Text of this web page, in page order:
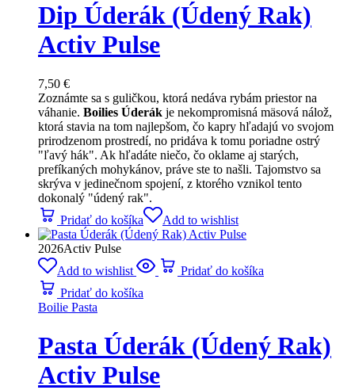
Dip Úderák (Údený Rak)
Activ Pulse
7,50 €
Zoznámte sa s guličkou, ktorá nedáva rybám priestor na
váhanie. Boilies Úderák je nekompromisná mäsová nálož,
ktorá stavia na tom najlepšom, čo kapry hľadajú vo svojom
prirodzenom prostredí, no pridáva k tomu poriadne ostrý
"ľavý hák". Ak hľadáte niečo, čo oklame aj starých,
prefíkaných mohykánov, práve ste to našli. Tajomstvo sa
skrýva v jedinečnom spojení, z ktorého vznikol tento
dokonalý "údený rak".
Pridať do košíka
Add to wishlist
2026Activ Pulse
Add to wishlist
Pridať do košíka
Pridať do košíka
Boilie Pasta
Pasta Úderák (Údený Rak)
Activ Pulse